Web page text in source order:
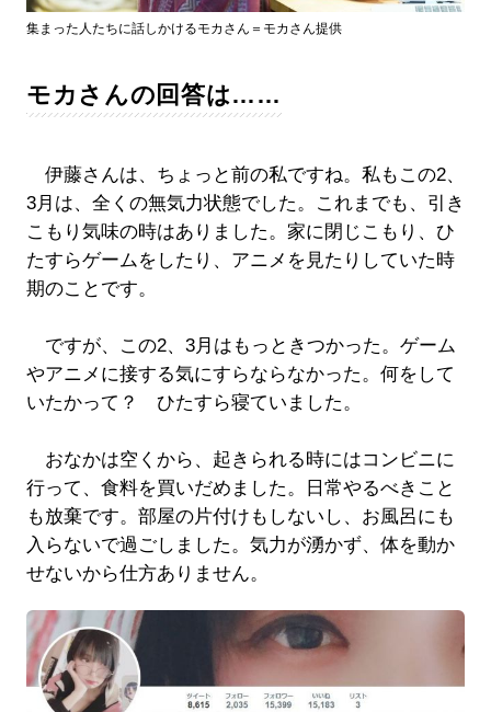
集まった人たちに話しかけるモカさん＝モカさん提供
モカさんの回答は……
伊藤さんは、ちょっと前の私ですね。私もこの2、
3月は、全くの無気力状態でした。これまでも、引き
こもり気味の時はありました。家に閉じこもり、ひ
たすらゲームをしたり、アニメを見たりしていた時
期のことです。
ですが、この2、3月はもっときつかった。ゲーム
やアニメに接する気にすらならなかった。何をして
いたかって？ ひたすら寝ていました。
おなかは空くから、起きられる時にはコンビニに
行って、食料を買いだめました。日常やるべきこと
も放棄です。部屋の片付けもしないし、お風呂にも
入らないで過ごしました。気力が湧かず、体を動か
せないから仕方ありません。